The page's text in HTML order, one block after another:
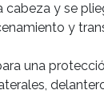
cabeza y se
y
una